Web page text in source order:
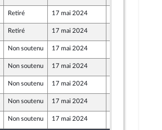
Retiré 17 mai 2024
Retiré 17 mai 2024
Non soutenu 17 mai 2024
Non soutenu 17 mai 2024
Non soutenu 17 mai 2024
Non soutenu 17 mai 2024
Non soutenu 17 mai 2024